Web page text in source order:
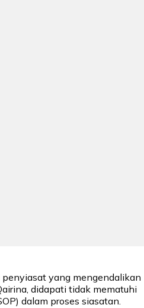
penyiasat yang mengendalikan
didapati tidak mematuhi
dalam proses siasatan.